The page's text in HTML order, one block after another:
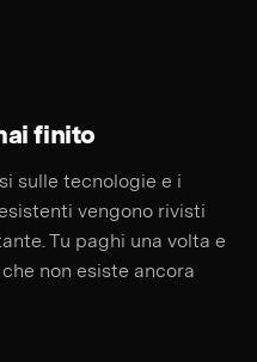
finito
sulle tecnologie e i
vengono rivisti
Tu paghi una volta e
non esiste ancora